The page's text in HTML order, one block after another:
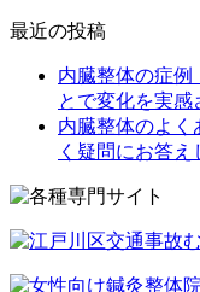
最近の投稿
内臓整体の症例
とで変化を実感
内臓整体のよく
く疑問にお答え